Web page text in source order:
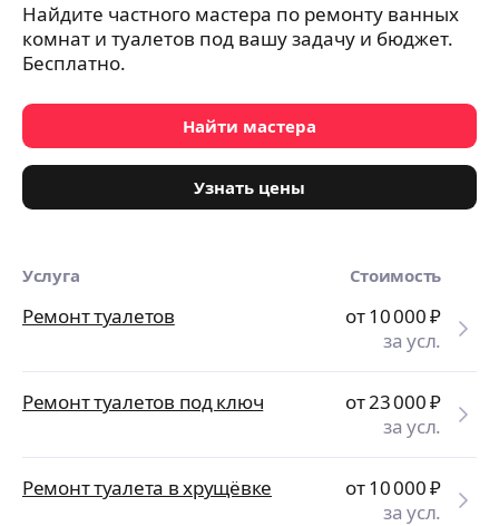
Найдите частного мастера по ремонту ванных
комнат и туалетов под вашу задачу и бюджет.
Бесплатно.
Найти мастера
Узнать цены
Услуга Стоимость
Ремонт туалетов от 10 000₽
за усл.
Ремонт туалетов под ключ от 23 000₽
за усл.
Ремонт туалета в хрущёвке от 10 000₽
за усл.